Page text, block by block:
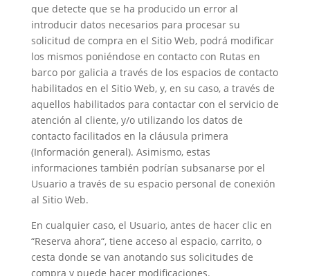
que detecte que se ha producido un error al
introducir datos necesarios para procesar su
solicitud de compra en el Sitio Web, podrá modificar
los mismos poniéndose en contacto con Rutas en
barco por galicia a través de los espacios de contacto
habilitados en el Sitio Web, y, en su caso, a través de
aquellos habilitados para contactar con el servicio de
atención al cliente, y/o utilizando los datos de
contacto facilitados en la cláusula primera
(Información general). Asimismo, estas
informaciones también podrían subsanarse por el
Usuario a través de su espacio personal de conexión
al Sitio Web.
En cualquier caso, el Usuario, antes de hacer clic en
“Reserva ahora“, tiene acceso al espacio, carrito, o
cesta donde se van anotando sus solicitudes de
compra y puede hacer modificaciones.